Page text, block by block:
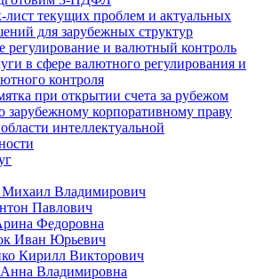
лист текущих проблем и актуальных
для зарубежных структур
регулирование и валютный контроль
в сфере валютного регулирования и
контроля
при открытии счета за рубежом
зарубежному корпоративному праву
интеллектуальной
Владимирович
Павлович
Федоровна
Иван Юрьевич
Кирилл Викторович
Владимировна